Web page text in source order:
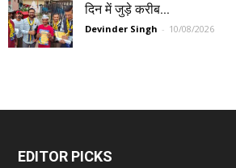
दिन में जुड़े करीब...
Devinder Singh - 10/08/2026
EDITOR PICKS